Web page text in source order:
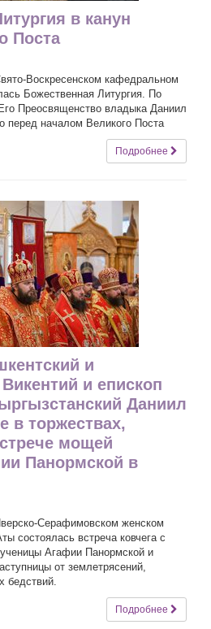
в канун
Поста
Воскресенском кафедральном
Божественная Литургия. По
Преосвященство владыка Даниил
перед началом Великого Поста
Подробнее
и
и епископ
Даниил
в торжествах,
мощей
Панормской в
Серафимовском женском
состоялась встреча ковчега с
Агафии Панормской и
от землетрясений,
бедствий.
Подробнее